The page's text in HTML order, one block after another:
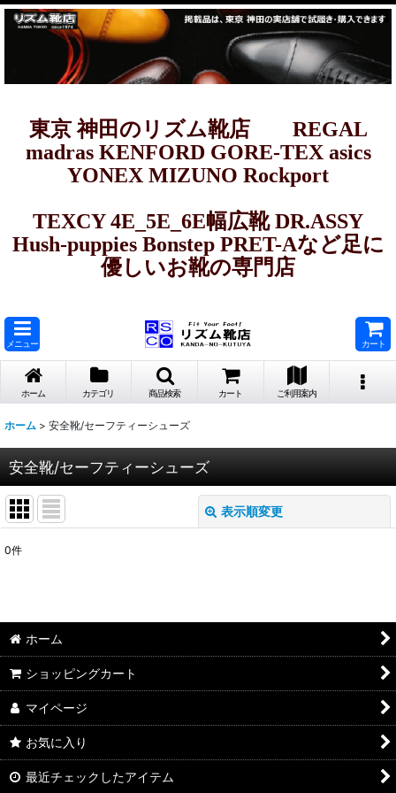
東京 神田のリズム靴店 REGAL
madras KENFORD GORE-TEX asics
YONEX MIZUNO Rockport
TEXCY 4E_5E_6E幅広靴 DR.ASSY
Hush-puppies Bonstep PRET-Aなど足に
優しいお靴の専門店
メニュー カート
ホーム カテゴリ 商品検索 カート ご利用案内
ホーム > 安全靴/セーフティーシューズ
安全靴/セーフティーシューズ
表示順変更
絞り込む
0件
ホーム
ショッピングカート
マイページ
お気に入り
最近チェックしたアイテム